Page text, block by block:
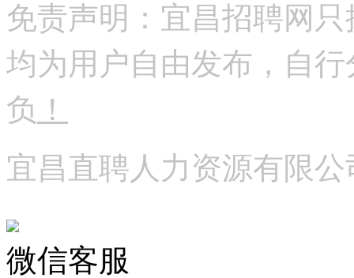
免责声明：宜昌招聘网
均为用户自由发布，自
负 ！
宜昌直聘人力资源有限
微信客服